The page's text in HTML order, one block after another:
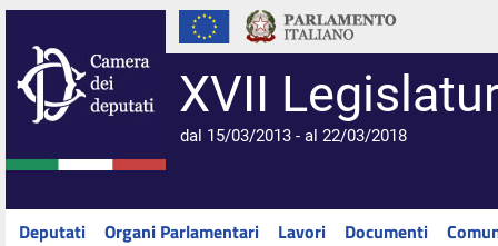
XVII
dal 15/03/2013 - al 22/03/2018
Deputati Organi Parlamentari Lavori Documenti